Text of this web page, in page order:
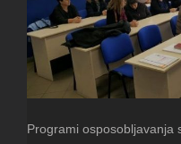
Programi osposobljavanja